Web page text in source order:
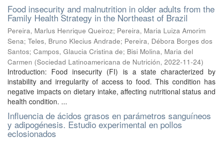
Food insecurity and malnutrition in older adults from the
Family Health Strategy in the Northeast of Brazil
Pereira, Marlus Henrique Queiroz; Pereira, Maria Luiza Amorim
Sena; Teles, Bruno Klecius Andrade; Pereira, Débora Borges dos
Santos; Campos, Glaucia Cristina de; Bisi Molina, Maria del
Carmen (Sociedad Latinoamericana de Nutrición, 2022-11-24)
Introduction: Food insecurity (FI) is a state characterized by
instability and irregularity of access to food. This condition has
negative impacts on dietary intake, affecting nutritional status and
health condition. ...
Influencia de ácidos grasos en parámetros sanguíneos
y adipogénesis. Estudio experimental en pollos
eclosionados